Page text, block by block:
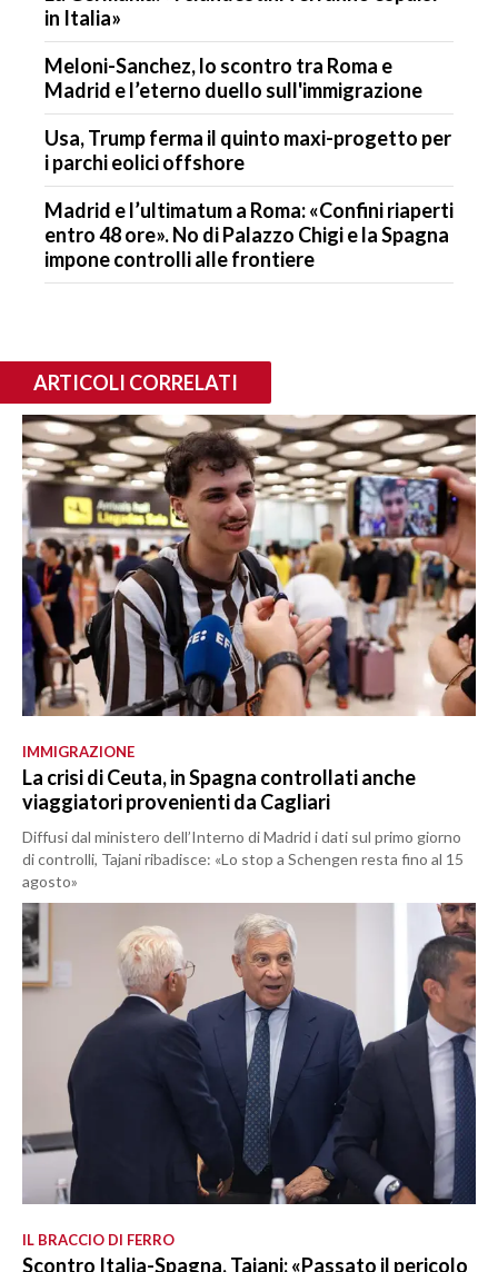
in Italia»
Meloni-Sanchez, lo scontro tra Roma e
Madrid e l’eterno duello sull'immigrazione
Usa, Trump ferma il quinto maxi-progetto per
i parchi eolici offshore
Madrid e l’ultimatum a Roma: «Confini riaperti
entro 48 ore». No di Palazzo Chigi e la Spagna
impone controlli alle frontiere
ARTICOLI CORRELATI
IMMIGRAZIONE
La crisi di Ceuta, in Spagna controllati anche
viaggiatori provenienti da Cagliari
Diffusi dal ministero dell’Interno di Madrid i dati sul primo giorno
di controlli, Tajani ribadisce: «Lo stop a Schengen resta fino al 15
agosto»
IL BRACCIO DI FERRO
Scontro Italia-Spagna, Tajani: «Passato il pericolo